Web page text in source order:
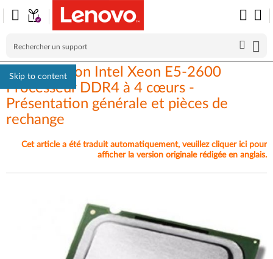
Skip to content
Think Station Intel Xeon E5-2600
Processeur DDR4 à 4 cœurs -
Présentation générale et pièces de
rechange
Cet article a été traduit automatiquement, veuillez cliquer ici pour
afficher la version originale rédigée en anglais.